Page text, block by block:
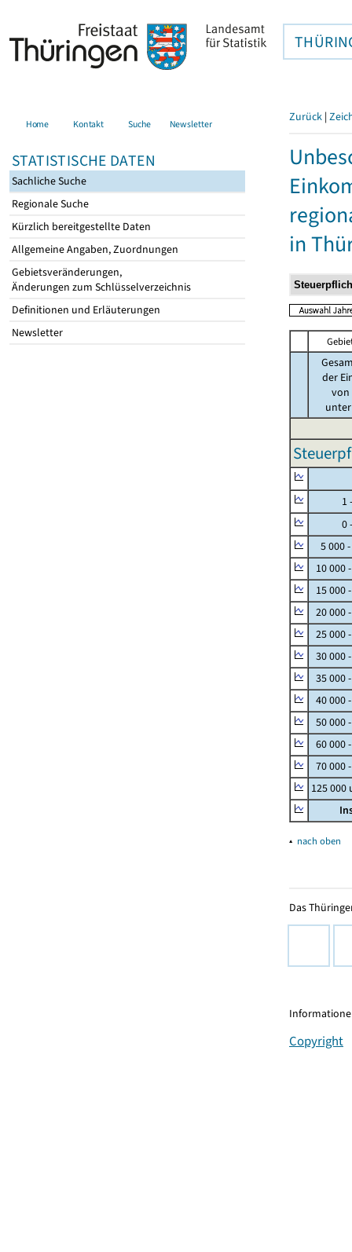
Home Kontakt Suche Newsletter
STATISTISCHE DATEN
Sachliche Suche
Regionale Suche
Kürzlich bereitgestellte Daten
Allgemeine Angaben, Zuordnungen
Gebietsveränderungen,
Änderungen zum Schlüsselverzeichnis
Definitionen und Erläuterungen
Newsletter
Zurück |
in
der
von
unter
1 -
0 -
5 000
10 000
15 000
20 000
25 000
30 000
35 000
40 000
50 000
60 000
70 000
125
▴ nach oben
Das
Copyright